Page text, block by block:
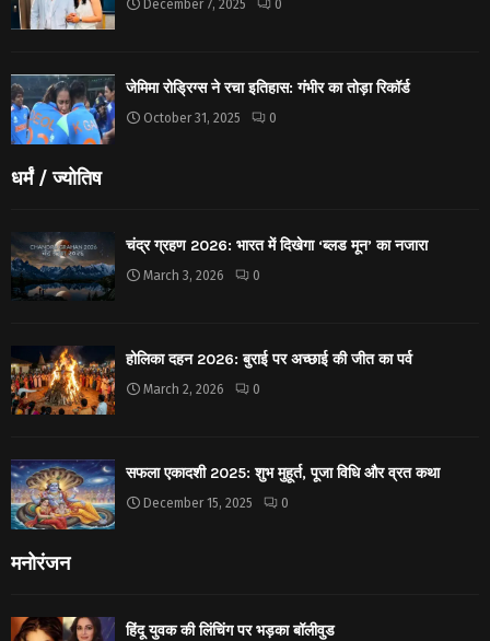
December 7, 2025 0
जेमिमा रोड्रिग्स ने रचा इतिहास: गंभीर का तोड़ा रिकॉर्ड
October 31, 2025 0
धर्मं / ज्योतिष
चंद्र ग्रहण 2026: भारत में दिखेगा ‘ब्लड मून’ का नजारा
March 3, 2026 0
होलिका दहन 2026: बुराई पर अच्छाई की जीत का पर्व
March 2, 2026 0
सफला एकादशी 2025: शुभ मुहूर्त, पूजा विधि और व्रत कथा
December 15, 2025 0
मनोरंजन
हिंदू युवक की लिंचिंग पर भड़का बॉलीवुड